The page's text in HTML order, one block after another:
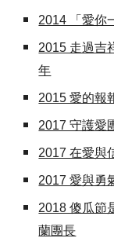
2014 「愛你
2015 走過吉
年
2015 愛的報
2017 守護愛
2017 在愛與
2017 愛與勇
2018 傻瓜節
蘭團長